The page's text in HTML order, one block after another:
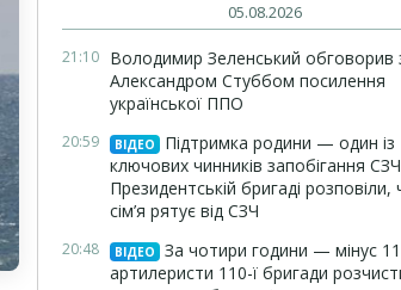
05.08.2026
21:10 Володимир Зеленський обговорив
Александром Стуббом посилення
української ППО
20:59 ВІДЕО
Підтримка родини — один із
ключових чинників запобігання
Президентській бригаді розповіли,
сім’я рятує від СЗЧ
20:48 ВІДЕО
За чотири години — мінус 11
артилеристи 110-ї бригади